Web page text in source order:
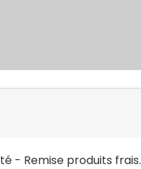
- Remise produits frais.